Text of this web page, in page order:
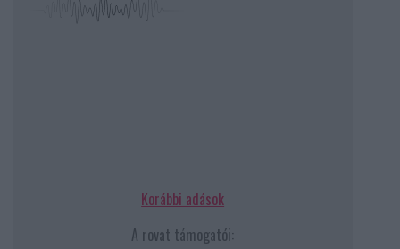
Korábbi adások
A rovat támogatói: